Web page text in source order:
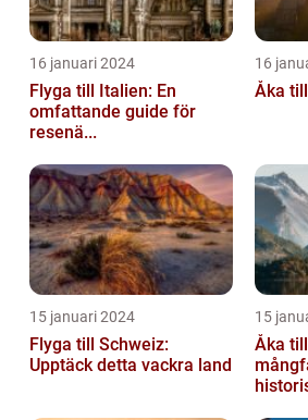
16 januari 2024
Flyga till Italien: En
omfattande guide för
resenä...
16
Åka
15 januari 2024
Flyga till Schweiz:
Upptäck detta vackra land
15
Åka